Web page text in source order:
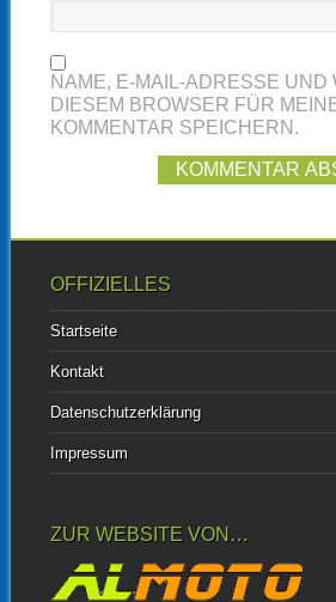
NAME, E-MAIL-ADRESSE UND
DIESEM BROWSER FÜR
KOMMENTAR SPEICHERN.
OFFIZIELLES
Startseite
Kontakt
Datenschutzerklärung
Impressum
ZUR WEBSITE VON…